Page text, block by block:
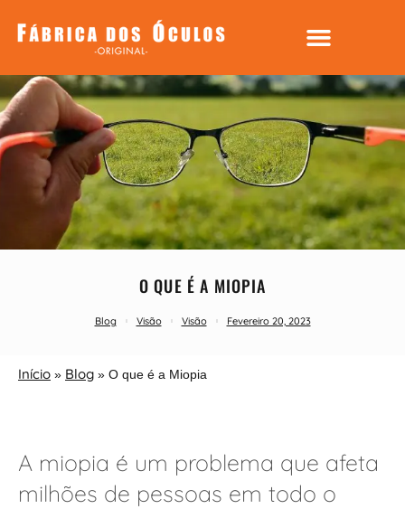
O QUE É A MIOPIA
Blog Visão Visão Fevereiro 20, 2023
Início » Blog » O que é a Miopia
A miopia é um problema que afeta
milhões de pessoas em todo o